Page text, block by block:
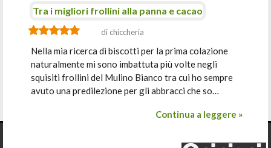
Tra i migliori frollini alla panna e cacao
di chiccheria
Nella mia ricerca di biscotti per la prima colazione
naturalmente mi sono imbattuta più volte negli
squisiti frollini del Mulino Bianco tra cui ho sempre
avuto una predilezione per gli abbracci che so…
Continua a leggere »